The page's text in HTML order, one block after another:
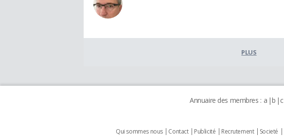
PLUS
Annuaire des membres : a b c
Qui sommes nous Contact Publicité Recrutement Societé